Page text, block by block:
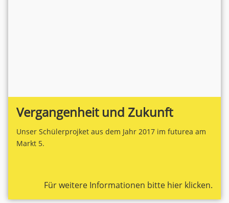
Vergangenheit und Zukunft
Unser Schülerprojket aus dem Jahr 2017 im futurea am
Markt 5.
Für weitere Informationen bitte hier klicken.